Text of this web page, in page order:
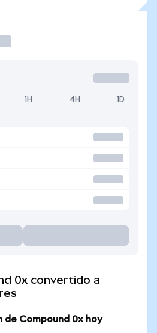
1H 4H 1D
0x convertido a
de Compound 0x hoy